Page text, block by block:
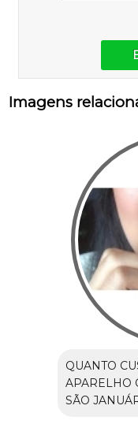
Imagens
QUANTO
APARELHO
SÃO